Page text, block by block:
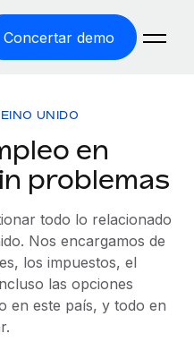
Concertar demo
sencilla y conforme a la
sin gastar en entidades.
global según el país.
UU.
todos los estados de EE.
de clasificación errónea
errónea por país.
UNIDO
en
problemas
todo lo relacionado
Nos encargamos de
los impuestos, el
las opciones
en este país, y todo en